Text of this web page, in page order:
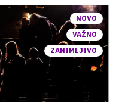
NOVO
VAŽNO
ZANIMLJIVO